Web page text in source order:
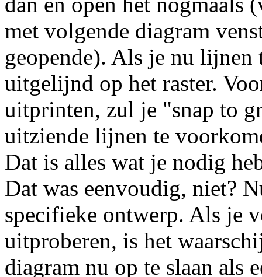
met volgende diagram
geopende). Als je nu
uitgelijnd op het raster.
uitprinten, zul je "snap to
uitziende lijnen te
Dat is alles wat je nodig
Dat was eenvoudig, niet?
specifieke ontwerp. Als je
uitproberen, is het
diagram nu op te slaan als